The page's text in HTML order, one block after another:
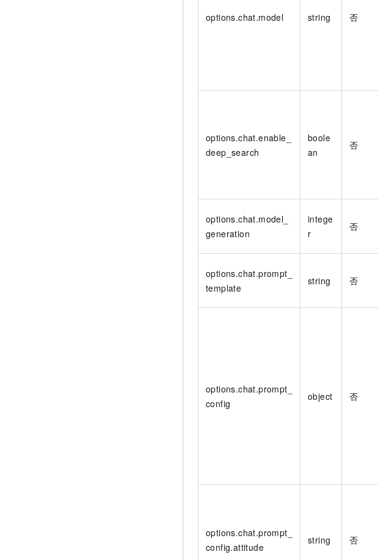
options.chat.model string 否
options.chat.enable_
deep_search
boole
an
否
options.chat.model_
generation
intege
r
否
options.chat.prompt_
template
string 否
options.chat.prompt_
config
object 否
options.chat.prompt_
config.attitude
string 否